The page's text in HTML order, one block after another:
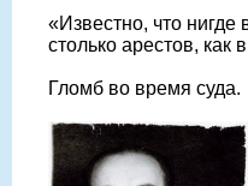
«Известно, что
столько арестов, как
Гломб во время суда.